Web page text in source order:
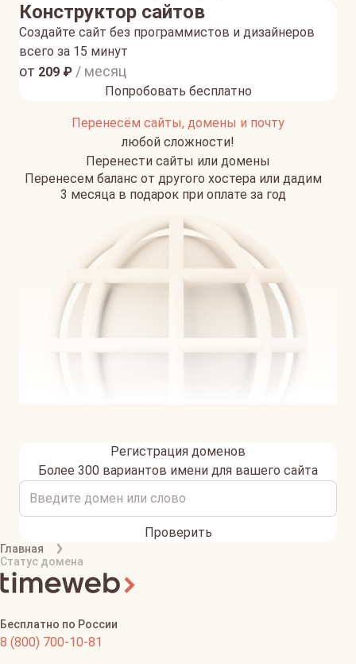
Конструктор сайтов
Создайте сайт без программистов и дизайнеров
всего за 15 минут
от 209 ₽ / месяц
Попробовать бесплатно
Перенесём сайты, домены и почту
любой сложности!
Перенести сайты или домены
Перенесем баланс от другого хостера или дадим
3 месяца в подарок при оплате за год
Регистрация доменов
Более 300 вариантов имени для вашего сайта
Проверить
Главная
Статус домена
Бесплатно по России
8 (800) 700-10-81